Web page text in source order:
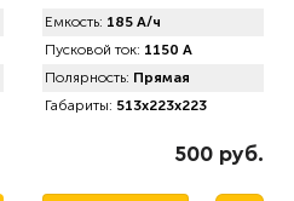
Емкость: 185 А/ч
Пусковой ток: 1150 А
Полярность: Прямая
Габариты: 513x223x223
500 руб.